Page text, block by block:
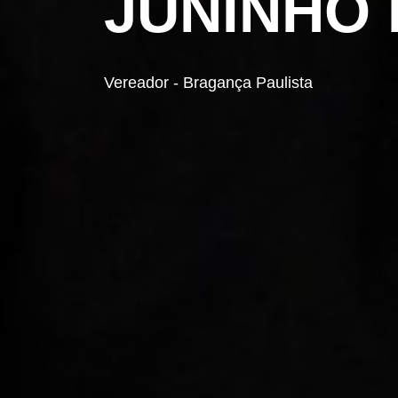
Vereador - Bragança Paulista